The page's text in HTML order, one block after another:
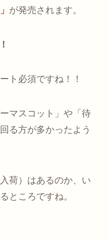
が発売されます。
ト必須ですね！！
マスコット」や「待
る方が多かったよう
荷）はあるのか、い
ところですね。